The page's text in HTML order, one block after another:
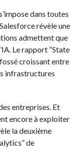
dans toutes
révèle une
admettent que
Le rapport “State
croissant entre
infrastructures
entreprises. Et
encore à exploiter
la deuxième
de